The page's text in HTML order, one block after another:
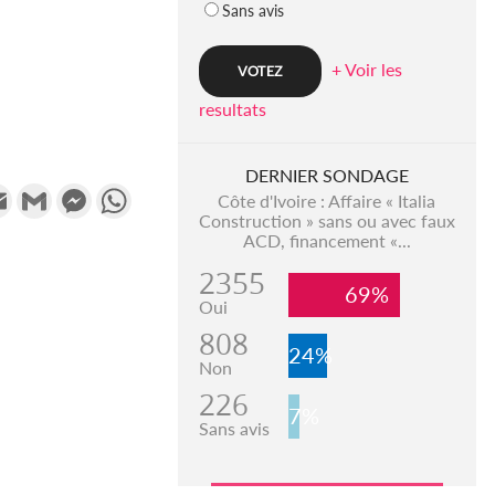
Email Gmail Messenger
Sans avis
+ Voir les
resultats
DERNIER SONDAGE
Côte d'Ivoire : Affaire « Italia
Construction » sans ou avec faux
ACD, financement «...
2355
Oui 69%
808
Non 24%
226
Sans avis 7%